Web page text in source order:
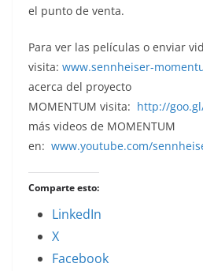
el punto de venta.
Para ver las películas o enviar
visita: www.sennheiser-
acerca del proyecto
MOMENTUM visita: http://
más videos de MOMENTUM
en: www.youtube.com/
Comparte esto:
LinkedIn
X
Facebook